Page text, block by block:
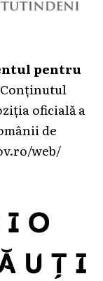
pentru
oficială a
de
web/